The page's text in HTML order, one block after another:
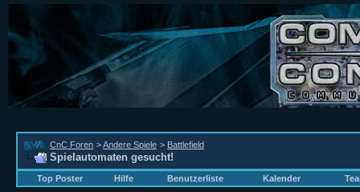
CnC Foren >Andere Spiele > Battlefield
Spielautomaten gesucht!
Top Poster Hilfe Benutzerliste Kalender